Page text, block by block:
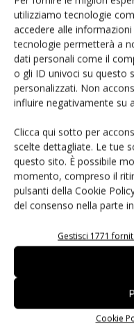
utilizziamo tecnologie
accedere alle
tecnologie permetterà a
dati personali come il
o gli ID univoci su questo
personalizzati. Non
influire negativamente su
Clicca qui sotto per
scelte dettagliate. Le tue
questo sito. È possibile
momento, compreso il
pulsanti della Cookie
del consenso nella parte
Gestisci 1771
Cookie
27
LASCIA UN COMMENTO